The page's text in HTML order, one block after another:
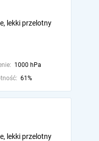
lekki przelotny
1000 hPa
61%
lekki przelotny